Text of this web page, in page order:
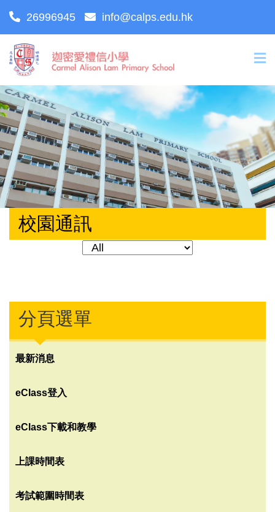
26996945 info@calps.edu.hk
校園通訊
分頁選單
最新消息
eClass登入
eClass下載和教學
上課時間表
考試範圍時間表